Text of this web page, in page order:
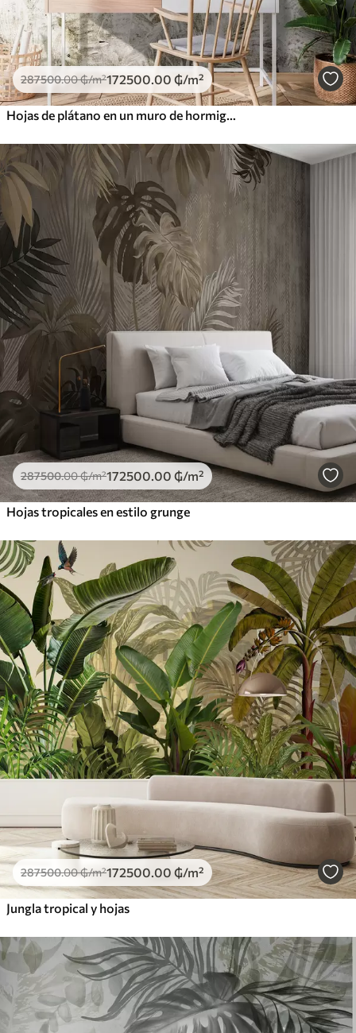
287500.00₲/m²172500 .00 ₲/m²
287500.00₲/m²172500 .00 ₲/m²
Hojas tropicales en estilo grunge
287500.00₲/m²172500 .00 ₲/m²
Jungla tropical y hojas